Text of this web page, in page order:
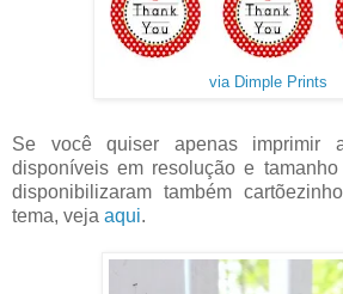
via Dimple Prints
Se você quiser apenas imprimir
disponíveis em resolução e tamanho
disponibilizaram também
tema, veja aqui.